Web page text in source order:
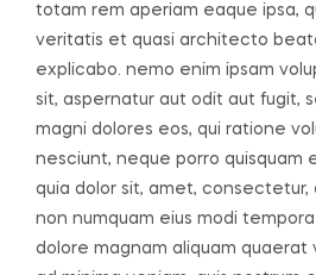
totam rem aperiam eaque ipsa,
veritatis et quasi architecto
explicabo. nemo enim ipsam
sit, aspernatur aut odit aut fugit,
magni dolores eos, qui ratione
nesciunt, neque porro quisquam
quia dolor sit, amet, consectetur,
non numquam eius modi
dolore magnam aliquam quaerat